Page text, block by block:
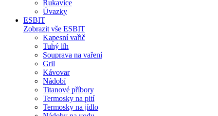
Rukavice
Úvazky
ESBIT
Zobrazit vše ESBIT
Kapesní vařič
Tuhý líh
Souprava na vaření
Gril
Kávovar
Nádobí
Titanové příbory
Termosky na pití
Termosky na jídlo